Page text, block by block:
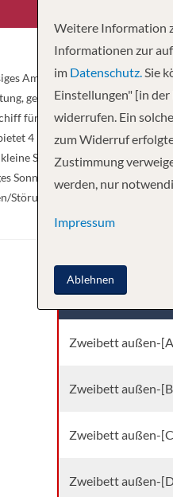
Ambiente sowie ein tolles
geräumige Kabinen, z.T.
für Reisen durch Holland,
4 Passagierdecks, ein
Schiffsboutique,
Sonnendeck mit Liegestühlen,
Störungen kommen. Herzlich
Kabinenkategorie
Zweibett außen-
Zweibett außen-
Zweibett außen-
Zweibett außen-
Weitere Information
Informationen zur
im Datenschutz.Sie
Einstellungen" [in
widerrufen. Ein
zum Widerruf
Zustimmung
werden, nur
Impressum
Ablehnen